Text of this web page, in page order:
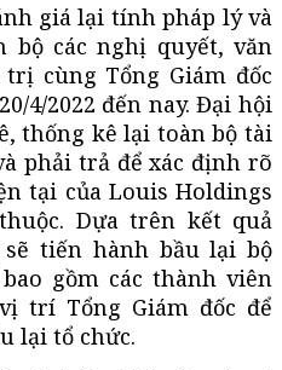
giá lại tính pháp lý và
bộ các nghị quyết, văn
cùng Tổng Giám đốc
4/2022 đến nay. Đại hội
thống kê lại toàn bộ tài
phải trả để xác định rõ
tại của Louis Holdings
Dựa trên kết quả
sẽ tiến hành bầu lại bộ
gồm các thành viên
trí Tổng Giám đốc để
lại tổ chức.